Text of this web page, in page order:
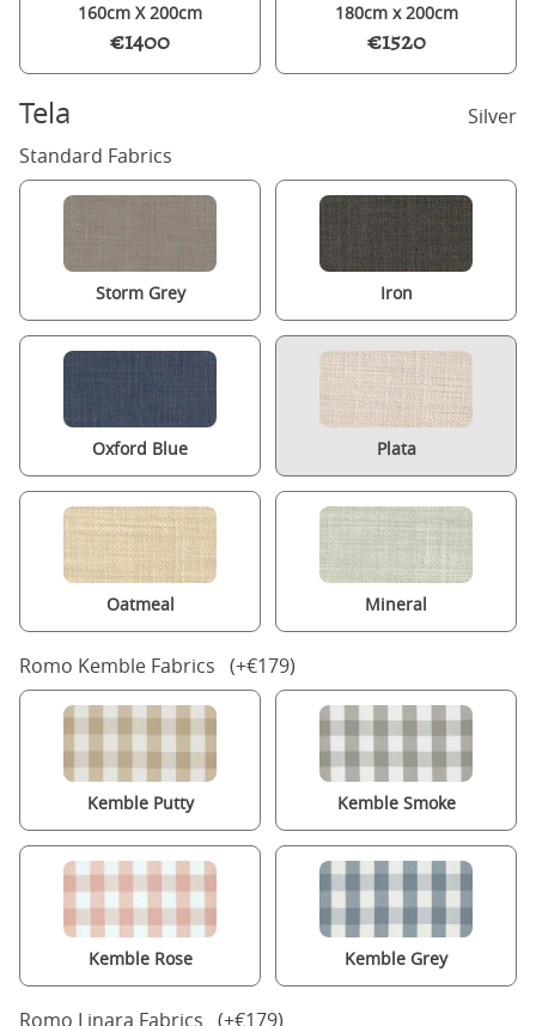
160cm X 200cm
€1400
180cm x 200cm
€1520
Tela
Silver
Standard Fabrics
Storm Grey Iron
Oxford Blue Plata
Oatmeal Mineral
Romo Kemble Fabrics (+€179)
Kemble Putty Kemble Smoke
Kemble Rose Kemble Grey
Romo Linara Fabrics (+€179)